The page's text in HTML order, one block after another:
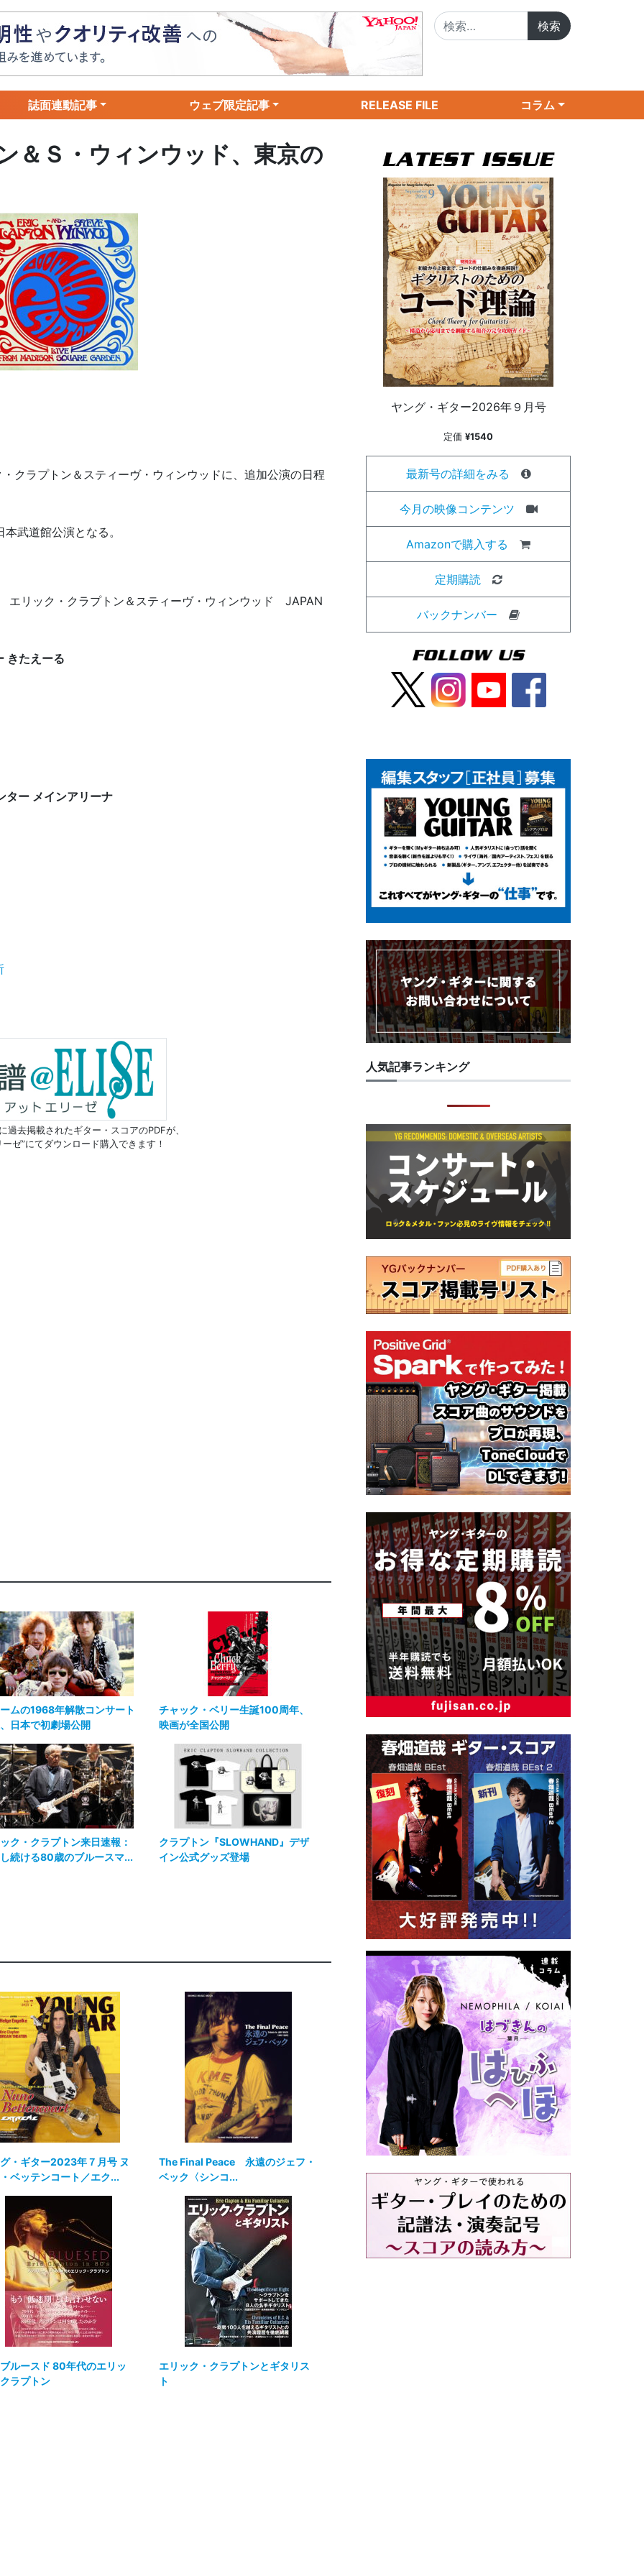
誌面連動記事 ウェブ限定記事 RELEASE FILE コラム
＆Ｓ・ウィンウッド、東京の
クラプトン＆スティーヴ・ウィンウッドに、追加公演の日程
武道館公演となる。
リック・クラプトン＆スティーヴ・ウィンウッド JAPAN
きたえーる
ー メインアリーナ
過去掲載されたギター・スコアのPDFが、
ゼ”にてダウンロード購入できます！
ムの1968年解散コンサート
日本で初劇場公開
チャック・ベリー生誕100周年、
映画が全国公開
ク・クラプトン来日速報：
続ける80歳のブルースマ...
クラプトン『SLOWHAND』デザ
イン公式グッズ登場
・ギター2023年７月号 ヌ
ベッテンコート／エク...
The Final Peace 永遠のジェフ・
ベック〈シンコ...
ルースド 80年代のエリッ
ラプトン
エリック・クラプトンとギタリス
ト
ヤング・ギター2026年９月号
定価 ¥1540
最新号の詳細をみる
今月の映像コンテンツ
Amazonで購入する
定期購読
バックナンバー
人気記事ランキング